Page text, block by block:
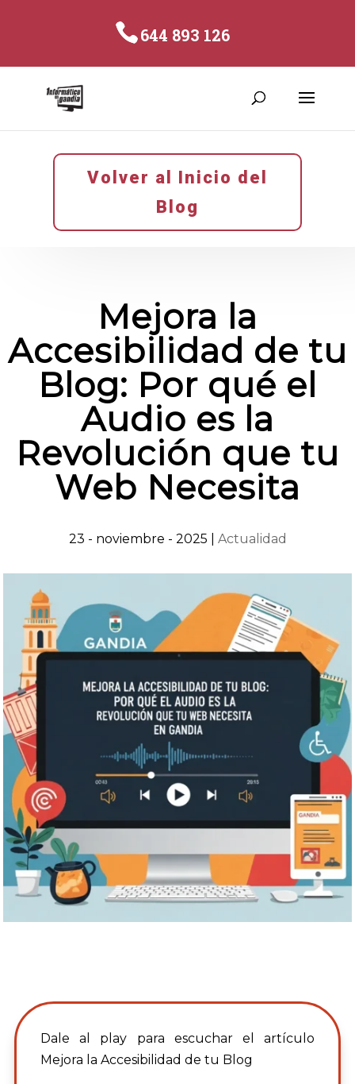
644 893 126
Volver al Inicio del
Blog
Mejora la
Accesibilidad de tu
Blog: Por qué el
Audio es la
Revolución que tu
Web Necesita
23 - noviembre - 2025 Actualidad
Dale al play para escuchar el artículo
Mejora la Accesibilidad de tu Blog